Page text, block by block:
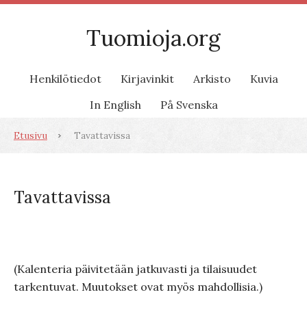
Tuomioja.org
Henkilötiedot Kirjavinkit Arkisto
Kuvia
In English
På Svenska
Etusivu Tavattavissa
Tavattavissa
(Kalenteria päivitetään jatkuvasti ja tilaisuudet
tarkentuvat. Muutokset ovat myös mahdollisia.)